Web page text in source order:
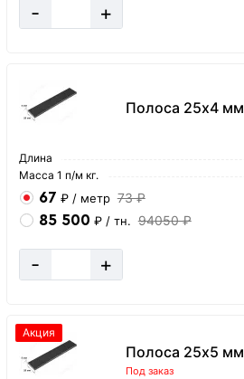
- +
Полоса 25х4 мм
Длина
Масса 1 п/м кг.
67 ₽ / метр 73 ₽
85 500 ₽ / тн. 94050 ₽
- +
Полоса 25х5 мм
Под заказ
Акция